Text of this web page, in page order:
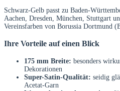
Schwarz-Gelb passt zu Baden-
Aachen, Dresden, München, Stuttgart
Vereinsfarben von Borussia Dortmund
Ihre Vorteile auf einen Blick
175 mm Breite: besonders
Dekorationen
Super-Satin-Qualität: seidig
Acetat-Garn